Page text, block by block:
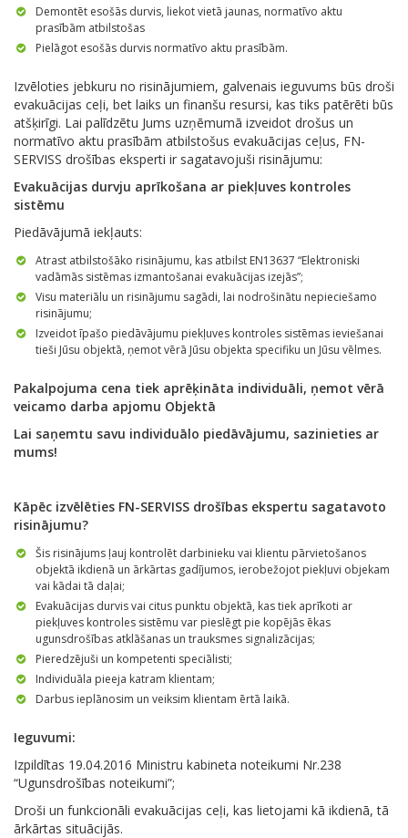
Demontēt esošās durvis, liekot vietā jaunas, normatīvo aktu
prasībām atbilstošas
Pielāgot esošās durvis normatīvo aktu prasībām.
Izvēloties jebkuru no risinājumiem, galvenais ieguvums būs droši
evakuācijas ceļi, bet laiks un finanšu resursi, kas tiks patērēti būs
atšķirīgi. Lai palīdzētu Jums uzņēmumā izveidot drošus un
normatīvo aktu prasībām atbilstošus evakuācijas ceļus, FN-
SERVISS drošības eksperti ir sagatavojuši risinājumu:
Evakuācijas durvju aprīkošana ar piekļuves kontroles
sistēmu
Piedāvājumā iekļauts:
Atrast atbilstošāko risinājumu, kas atbilst EN13637 “Elektroniski
vadāmās sistēmas izmantošanai evakuācijas izejās”;
Visu materiālu un risinājumu sagādi, lai nodrošinātu nepieciešamo
risinājumu;
Izveidot īpašo piedāvājumu piekļuves kontroles sistēmas ieviešanai
tieši Jūsu objektā, ņemot vērā Jūsu objekta specifiku un Jūsu vēlmes.
Pakalpojuma cena tiek aprēķināta individuāli, ņemot vērā
veicamo darba apjomu Objektā
Lai saņemtu savu individuālo piedāvājumu, sazinieties ar
mums!
Kāpēc izvēlēties FN-SERVISS drošības ekspertu sagatavoto
risinājumu?
Šis risinājums ļauj kontrolēt darbinieku vai klientu pārvietošanos
objektā ikdienā un ārkārtas gadījumos, ierobežojot piekļuvi objekam
vai kādai tā daļai;
Evakuācijas durvis vai citus punktu objektā, kas tiek aprīkoti ar
piekļuves kontroles sistēmu var pieslēgt pie kopējās ēkas
ugunsdrošības atklāšanas un trauksmes signalizācijas;
Pieredzējuši un kompetenti speciālisti;
Individuāla pieeja katram klientam;
Darbus ieplānosim un veiksim klientam ērtā laikā.
Ieguvumi:
Izpildītas 19.04.2016 Ministru kabineta noteikumi Nr.238
“Ugunsdrošības noteikumi”;
Droši un funkcionāli evakuācijas ceļi, kas lietojami kā ikdienā, tā
ārkārtas situācijās.